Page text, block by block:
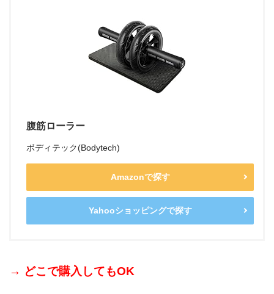
腹筋ローラー
ボディテック(Bodytech)
Amazonで探す
Yahooショッピングで探す
→ どこで購入してもOK